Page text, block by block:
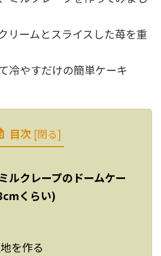
リームとスライスした苺を重
冷やすだけの簡単ケーキ
目次 [閉る]
ルクレープのドームケー
くらい)
を作る